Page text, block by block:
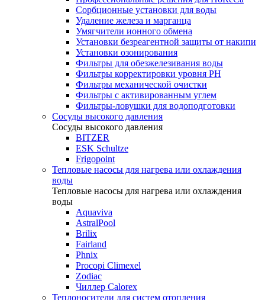
Сорбционные установки для воды
Удаление железа и марганца
Умягчители ионного обмена
Установки безреагентной защиты от накипи
Установки озонирования
Фильтры для обезжелезивания воды
Фильтры корректировки уровня PH
Фильтры механической очистки
Фильтры с активированным углем
Фильтры-ловушки для водоподготовки
Сосуды высокого давления
Сосуды высокого давления
BITZER
ESK Schultze
Frigopoint
Тепловые насосы для нагрева или охлаждения
воды
Тепловые насосы для нагрева или охлаждения
воды
Aquaviva
AstralPool
Brilix
Fairland
Phnix
Procopi Climexel
Zodiac
Чиллер Calorex
Теплоносители для систем отопления